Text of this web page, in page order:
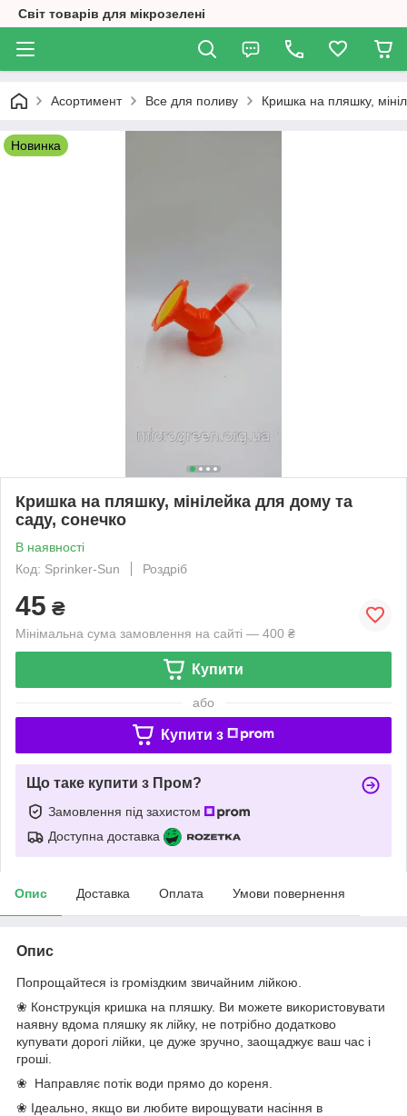
Світ товарів для мікрозелені
Асортимент Все для поливу Кришка на пляшку,
Новинка
Кришка на пляшку, мінілейка для дому та
саду, сонечко
В наявності
Код: Sprinker-Sun
Роздріб
45 ₴
Мінімальна сума замовлення на сайті — 400 ₴
Купити
або
Купити з
Що таке купити з Пром?
Замовлення під захистом
Доступна доставка
Опис Доставка Оплата Умови повернення
Опис
Попрощайтеся із громіздким звичайним лійкою.
❀ Конструкція кришка на пляшку. Ви можете використовувати
наявну вдома пляшку як лійку, не потрібно додатково
купувати дорогі лійки, це дуже зручно, заощаджує ваш час і
гроші.
❀ Направляє потік води прямо до кореня.
❀ Ідеально, якщо ви любите вирощувати насіння в